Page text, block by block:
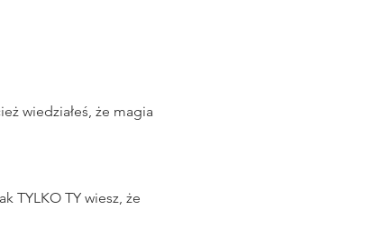
wiedziałeś, że magia
TYLKO TY wiesz, że